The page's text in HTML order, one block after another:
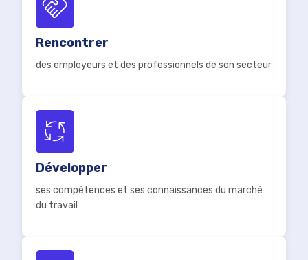
Rencontrer
des employeurs et des professionnels de son secteur
Développer
ses compétences et ses connaissances du marché
du travail